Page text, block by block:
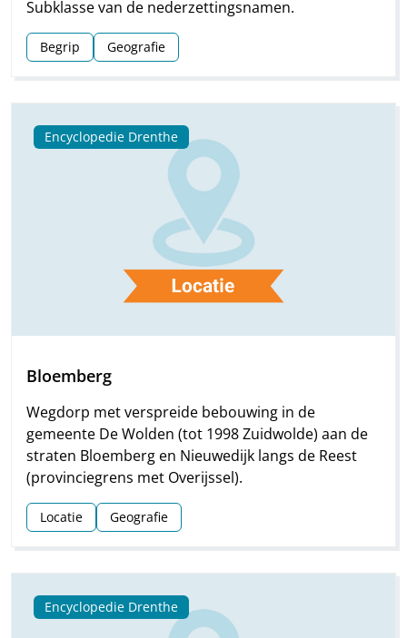
Subklasse van de nederzettingsnamen.
Begrip Geografie
Encyclopedie Drenthe
Bloemberg
Wegdorp met verspreide bebouwing in de
gemeente De Wolden (tot 1998 Zuidwolde) aan de
straten Bloemberg en Nieuwedijk langs de Reest
(provinciegrens met Overijssel).
Locatie Geografie
Encyclopedie Drenthe